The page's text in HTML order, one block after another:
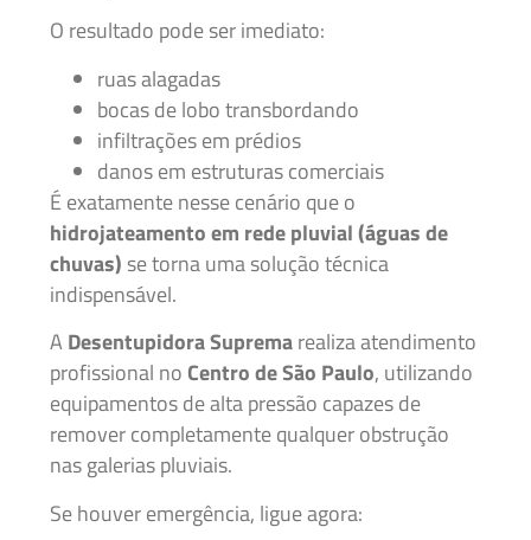
O resultado pode ser imediato:
ruas alagadas
bocas de lobo transbordando
infiltrações em prédios
danos em estruturas comerciais
É exatamente nesse cenário que o
hidrojateamento em rede pluvial (águas de
chuvas) se torna uma solução técnica
indispensável.
A Desentupidora Supremarealiza atendimento
profissional no Centro de São Paulo, utilizando
equipamentos de alta pressão capazes de
remover completamente qualquer obstrução
nas galerias pluviais.
Se houver emergência, ligue agora: